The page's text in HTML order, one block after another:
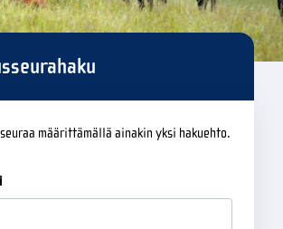
määrittämällä ainakin yksi hakuehto.